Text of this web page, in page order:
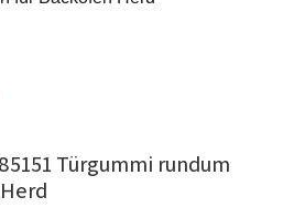
Türgummi rundum